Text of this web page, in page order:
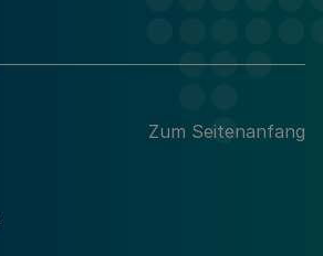
Zum Seitenanfang